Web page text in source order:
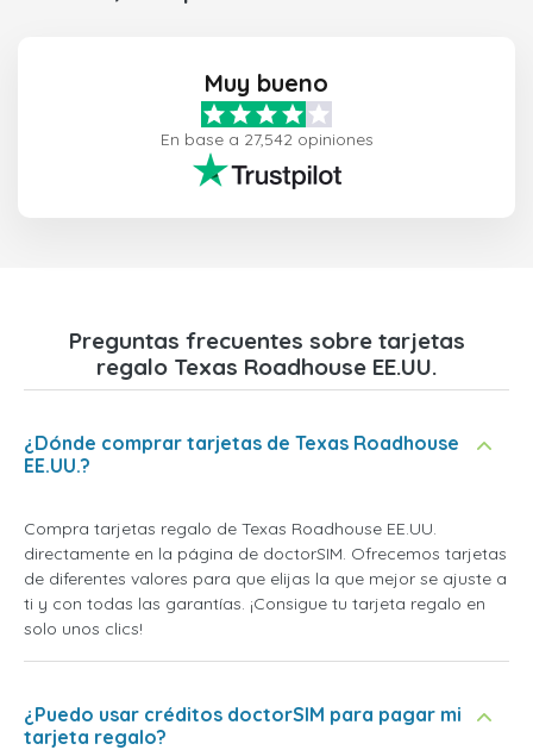
Muy bueno
En base a 27,542 opiniones
Preguntas frecuentes sobre tarjetas
regalo Texas Roadhouse EE.UU.
¿Dónde comprar tarjetas de Texas Roadhouse
EE.UU.?
Compra tarjetas regalo de Texas Roadhouse EE.UU.
directamente en la página de doctorSIM. Ofrecemos tarjetas
de diferentes valores para que elijas la que mejor se ajuste a
ti y con todas las garantías. ¡Consigue tu tarjeta regalo en
solo unos clics!
¿Puedo usar créditos doctorSIM para pagar mi
tarjeta regalo?